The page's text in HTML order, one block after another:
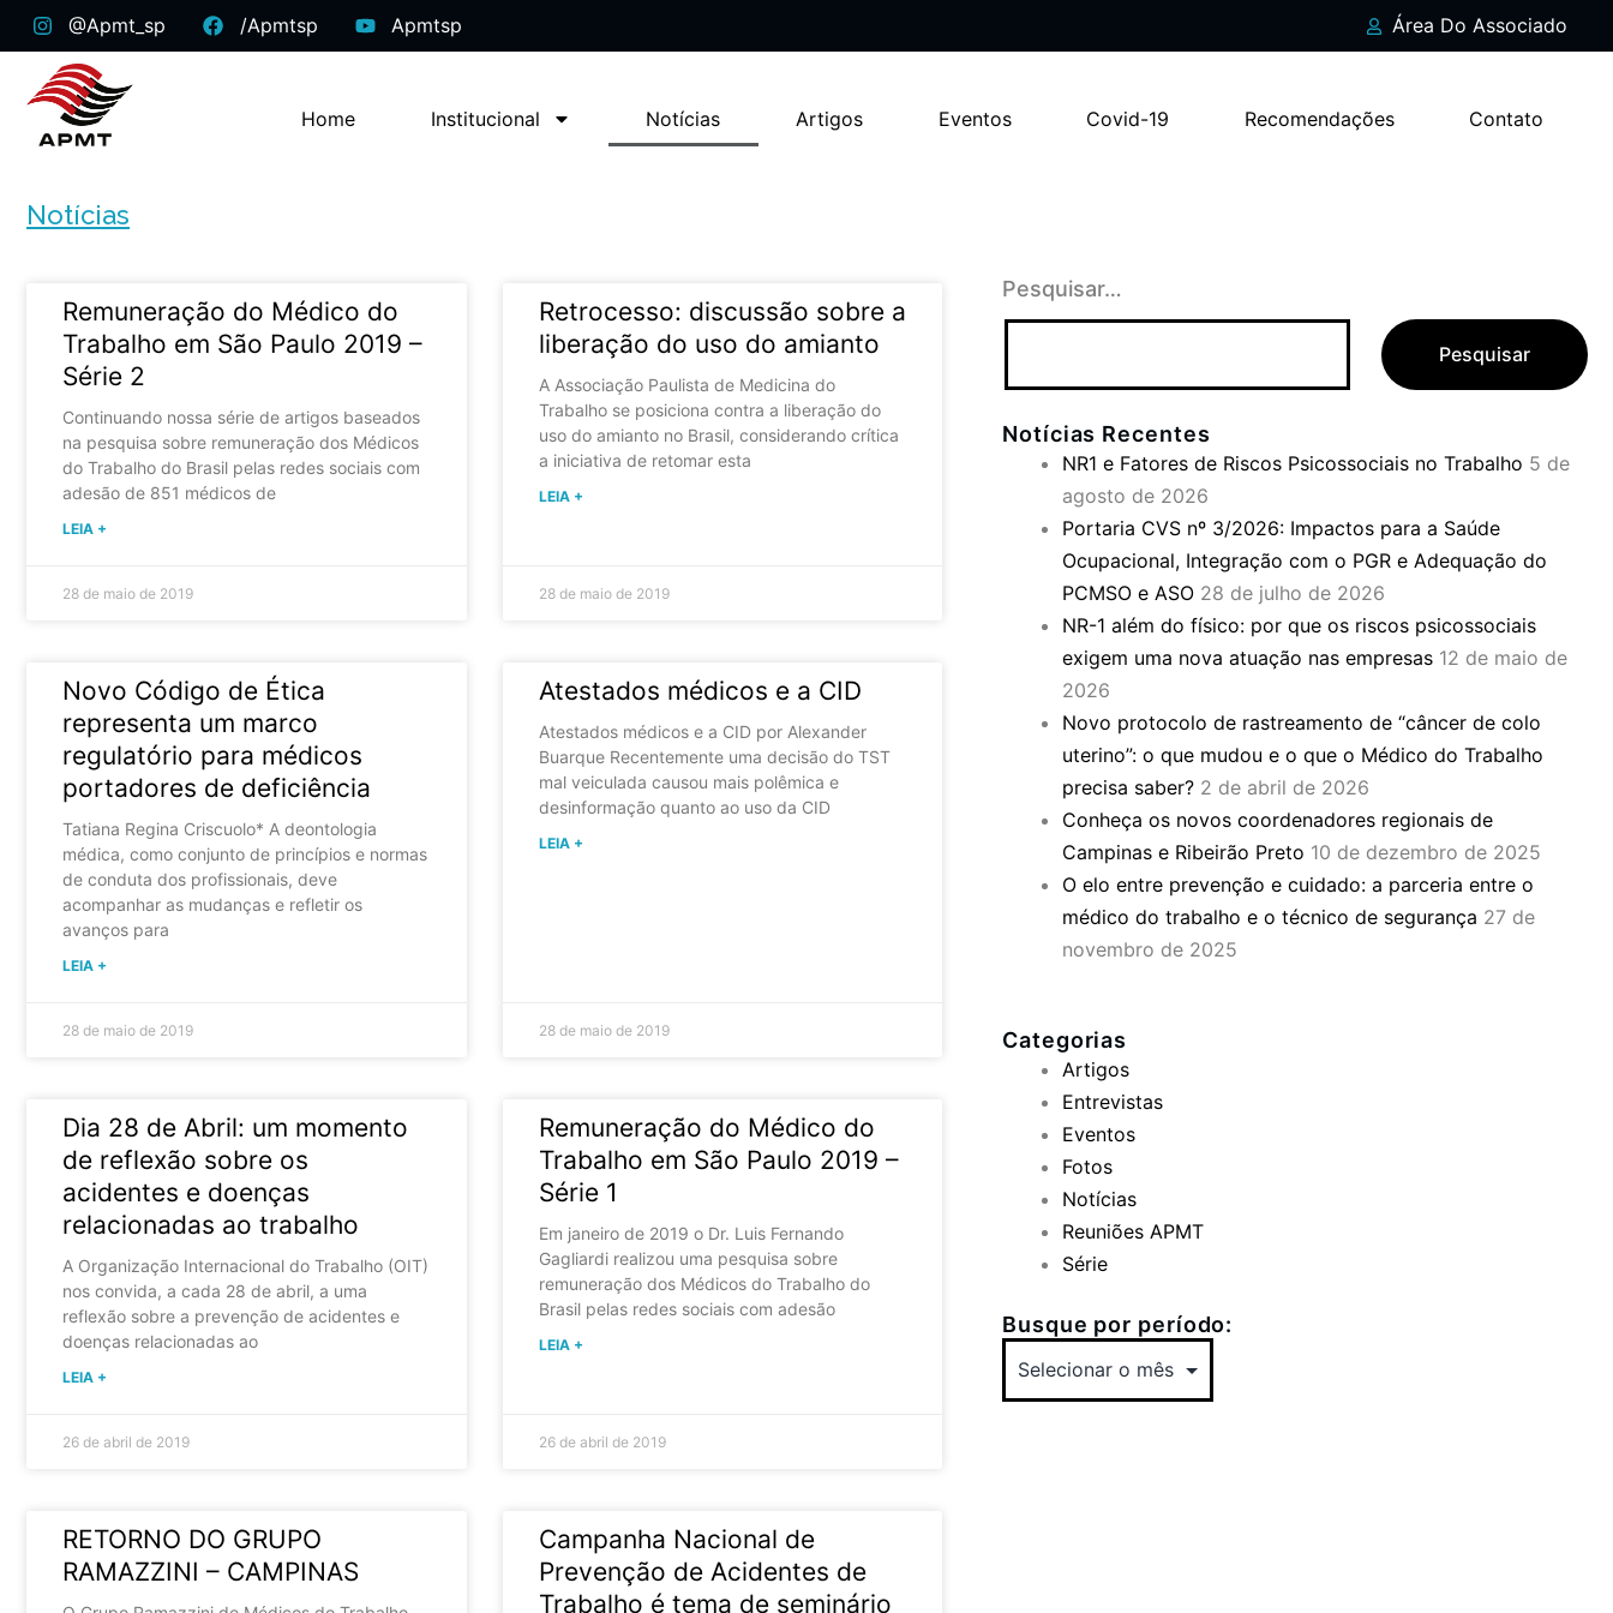
@apmt_sp /apmtsp Apmtsp Área Do Associado
Home Institucional Notícias Artigos Eventos Covid-19 Recomendações Contato
Notícias
Remuneração do Médico do
Trabalho em São Paulo 2019 –
Série 2
Continuando nossa série de artigos baseados
na pesquisa sobre remuneração dos Médicos
do Trabalho do Brasil pelas redes sociais com
adesão de 851 médicos de
LEIA +
28 de maio de 2019
Retrocesso: discussão sobre a
liberação do uso do amianto
A Associação Paulista de Medicina do
Trabalho se posiciona contra a liberação do
uso do amianto no Brasil, considerando crítica
a iniciativa de retomar esta
LEIA +
28 de maio de 2019
Novo Código de Ética
representa um marco
regulatório para médicos
portadores de deficiência
Tatiana Regina Criscuolo* A deontologia
médica, como conjunto de princípios e normas
de conduta dos profissionais, deve
acompanhar as mudanças e refletir os
avanços para
LEIA +
28 de maio de 2019
Atestados médicos e a CID
Atestados médicos e a CID por Alexander
Buarque Recentemente uma decisão do TST
mal veiculada causou mais polêmica e
desinformação quanto ao uso da CID
LEIA +
28 de maio de 2019
Dia 28 de Abril: um momento
de reflexão sobre os
acidentes e doenças
relacionadas ao trabalho
A Organização Internacional do Trabalho (OIT)
nos convida, a cada 28 de abril, a uma
reflexão sobre a prevenção de acidentes e
doenças relacionadas ao
LEIA +
26 de abril de 2019
Remuneração do Médico do
Trabalho em São Paulo 2019 –
Série 1
Em janeiro de 2019 o Dr. Luis Fernando
Gagliardi realizou uma pesquisa sobre
remuneração dos Médicos do Trabalho do
Brasil pelas redes sociais com adesão
LEIA +
26 de abril de 2019
RETORNO DO GRUPO
RAMAZZINI – CAMPINAS
Campanha Nacional de
Prevenção de Acidentes de
Trabalho é tema de seminário
Pesquisar…
Notícias Recentes
NR1 e Fatores de Riscos Psicossociais no Trabalho 5 de
agosto de 2026
Portaria CVS nº 3/2026: Impactos para a Saúde
Ocupacional, Integração com o PGR e Adequação do
PCMSO e ASO 28 de julho de 2026
NR-1 além do físico: por que os riscos psicossociais
exigem uma nova atuação nas empresas 12 de maio de
2026
Novo protocolo de rastreamento de “câncer de colo
uterino”: o que mudou e o que o Médico do Trabalho
precisa saber? 2 de abril de 2026
Conheça os novos coordenadores regionais de
Campinas e Ribeirão Preto 10 de dezembro de 2025
O elo entre prevenção e cuidado: a parceria entre o
médico do trabalho e o técnico de segurança 27 de
novembro de 2025
Categorias
Artigos
Entrevistas
Eventos
Fotos
Notícias
Reuniões APMT
Série
Busque por período: